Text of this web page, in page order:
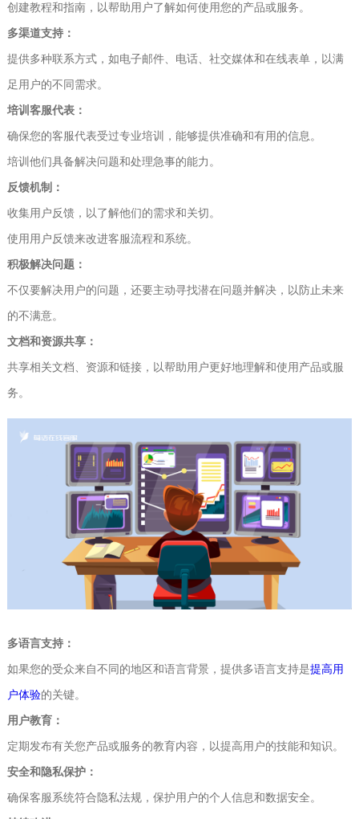
创建教程和指南，以帮助用户了解如何使用您的产品或服务。
多渠道支持：
提供多种联系方式，如电子邮件、电话、社交媒体和在线表单，以满
足用户的不同需求。
培训客服代表：
确保您的客服代表受过专业培训，能够提供准确和有用的信息。
培训他们具备解决问题和处理急事的能力。
反馈机制：
收集用户反馈，以了解他们的需求和关切。
使用用户反馈来改进客服流程和系统。
积极解决问题：
不仅要解决用户的问题，还要主动寻找潜在问题并解决，以防止未来
的不满意。
文档和资源共享：
共享相关文档、资源和链接，以帮助用户更好地理解和使用产品或服
务。
多语言支持：
如果您的受众来自不同的地区和语言背景，提供多语言支持是提高用
户体验的关键。
用户教育：
定期发布有关您产品或服务的教育内容，以提高用户的技能和知识。
安全和隐私保护：
确保客服系统符合隐私法规，保护用户的个人信息和数据安全。